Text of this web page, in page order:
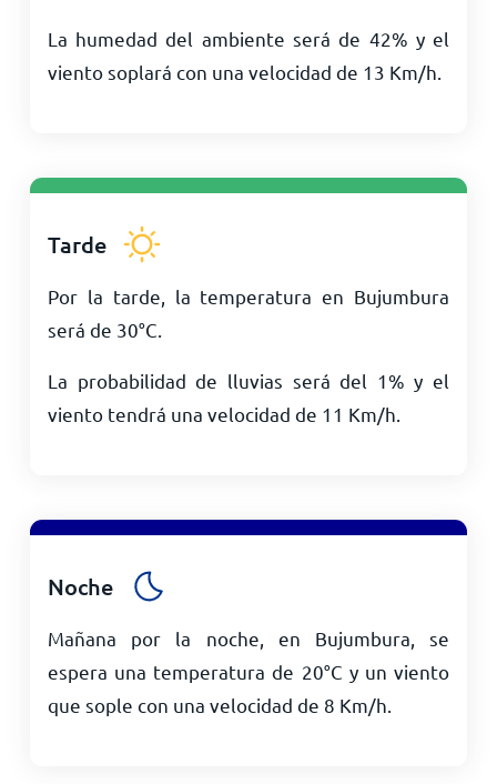
La humedad del ambiente será de 42% y el
viento soplará con una velocidad de 13 Km/h
Tarde
Por la tarde, la temperatura en Bujumbura
será de 30°C
La probabilidad de lluvias será del 1% y el
viento tendrá una velocidad de 11 Km/h
Noche
Mañana por la noche, en Bujumbura, se
espera una temperatura de 20°C y un viento
que sople con una velocidad de 8 Km/h